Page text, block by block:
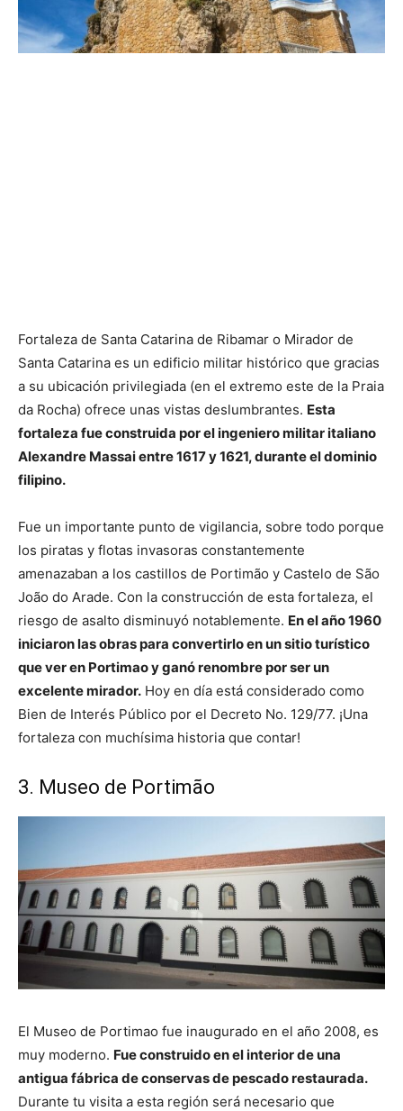
Fortaleza de Santa Catarina de Ribamar o Mirador de
Santa Catarina es un edificio militar histórico que gracias
a su ubicación privilegiada (en el extremo este de la Praia
da Rocha) ofrece unas vistas deslumbrantes. Esta
fortaleza fue construida por el ingeniero militar italiano
Alexandre Massai entre 1617 y 1621, durante el dominio
filipino.
Fue un importante punto de vigilancia, sobre todo porque
los piratas y flotas invasoras constantemente
amenazaban a los castillos de Portimão y Castelo de São
João do Arade. Con la construcción de esta fortaleza, el
riesgo de asalto disminuyó notablemente. En el año 1960
iniciaron las obras para convertirlo en un sitio turístico
que ver en Portimao y ganó renombre por ser un
excelente mirador. Hoy en día está considerado como
Bien de Interés Público por el Decreto No. 129/77. ¡Una
fortaleza con muchísima historia que contar!
3. Museo de Portimão
El Museo de Portimao fue inaugurado en el año 2008, es
muy moderno. Fue construido en el interior de una
antigua fábrica de conservas de pescado restaurada.
Durante tu visita a esta región será necesario que